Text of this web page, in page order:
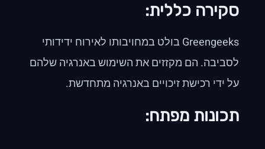
סקירה כללית:
Greengeeks בולט במחויבותו לאירוח ידידותי
לסביבה. הם מקזזים את השימוש באנרגיה שלהם
על ידי רכישת זיכויים באנרגיה מתחדשת.
תכונות מפתח: